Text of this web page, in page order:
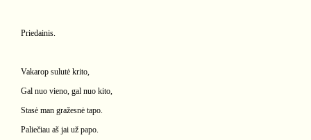
Priedainis.
Vakarop sulutė krito,
Gal nuo vieno, gal nuo kito,
Stasė man gražesnė tapo.
Paliečiau aš jai už papo.